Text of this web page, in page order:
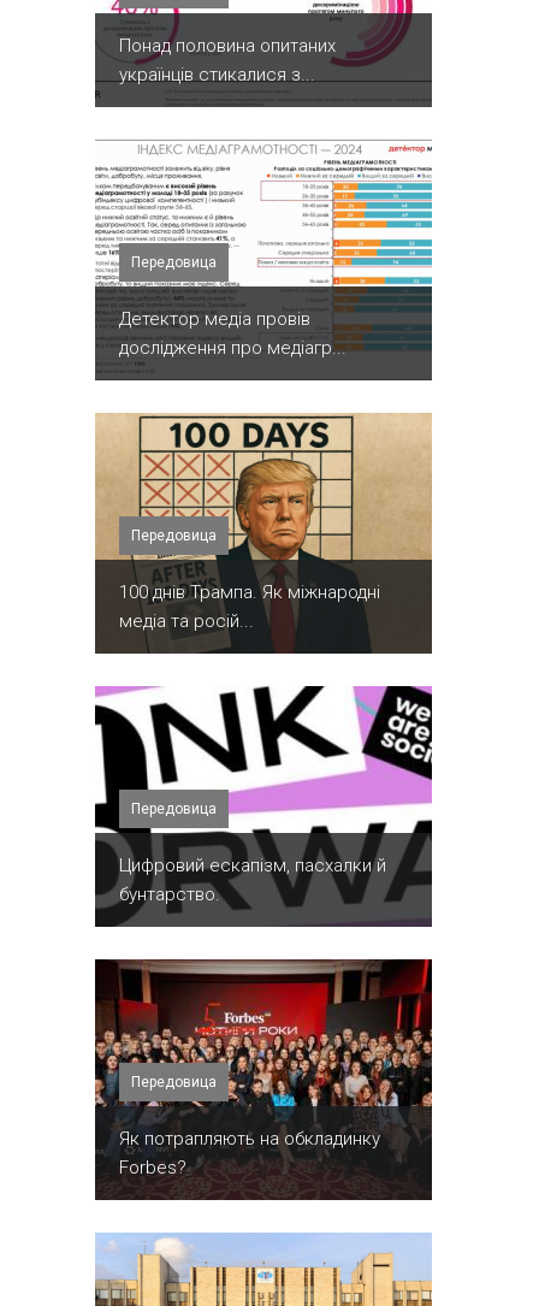
Понад половина опитаних
українців стикалися з...
Передовица
Детектор медіа провів
дослідження про медіагр...
Передовица
100 днів Трампа. Як міжнародні
медіа та росій...
Передовица
​Цифровий ескапізм, пасхалки й
бунтарство.
Передовица
​Як потрапляють на обкладинку
Forbes?